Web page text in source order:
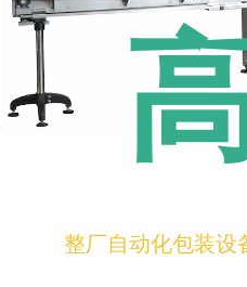
整厂自动化包装设